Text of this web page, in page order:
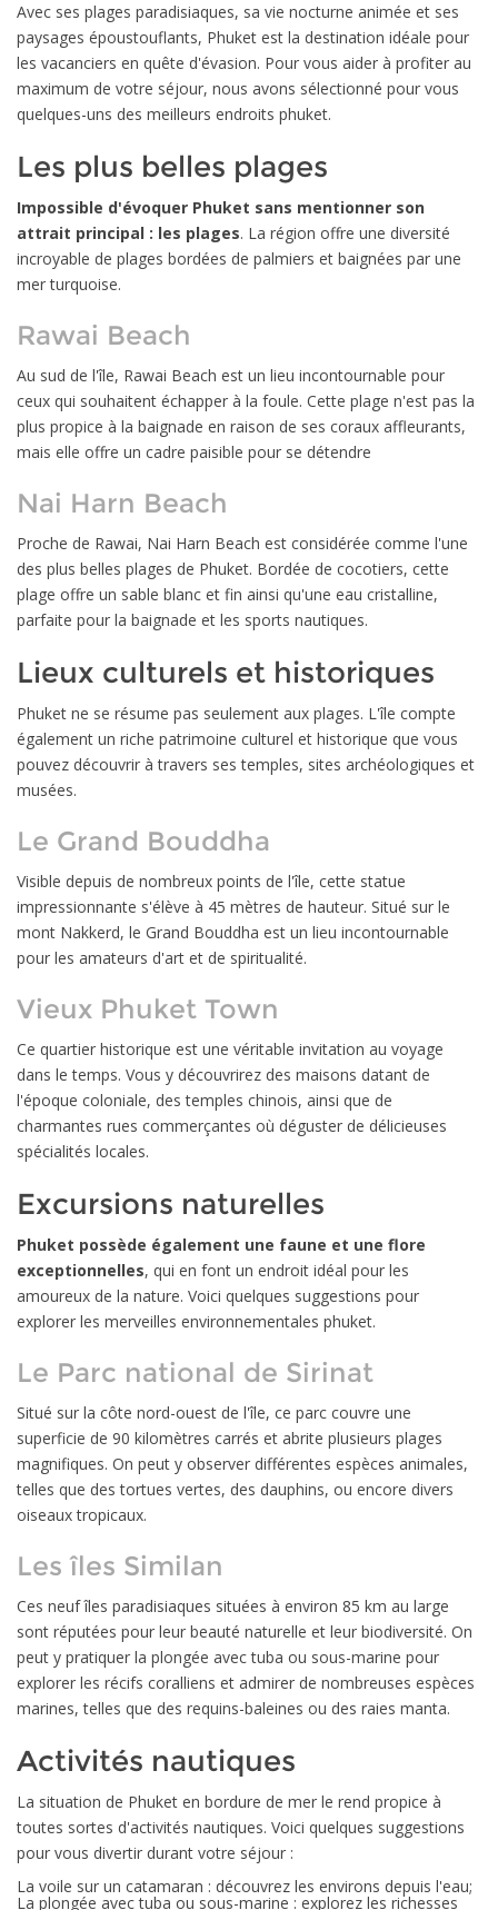
Avec ses plages paradisiaques, sa vie nocturne animée et ses
paysages époustouflants, Phuket est la destination idéale pour
les vacanciers en quête d'évasion. Pour vous aider à profiter au
maximum de votre séjour, nous avons sélectionné pour vous
quelques-uns des meilleurs endroits phuket.
Les plus belles plages
Impossible d'évoquer Phuket sans mentionner son
attrait principal : les plages. La région offre une diversité
incroyable de plages bordées de palmiers et baignées par une
mer turquoise.
Rawai Beach
Au sud de l'île, Rawai Beach est un lieu incontournable pour
ceux qui souhaitent échapper à la foule. Cette plage n'est pas la
plus propice à la baignade en raison de ses coraux affleurants,
mais elle offre un cadre paisible pour se détendre
Nai Harn Beach
Proche de Rawai, Nai Harn Beach est considérée comme l'une
des plus belles plages de Phuket. Bordée de cocotiers, cette
plage offre un sable blanc et fin ainsi qu'une eau cristalline,
parfaite pour la baignade et les sports nautiques.
Lieux culturels et historiques
Phuket ne se résume pas seulement aux plages. L'île compte
également un riche patrimoine culturel et historique que vous
pouvez découvrir à travers ses temples, sites archéologiques et
musées.
Le Grand Bouddha
Visible depuis de nombreux points de l'île, cette statue
impressionnante s'élève à 45 mètres de hauteur. Situé sur le
mont Nakkerd, le Grand Bouddha est un lieu incontournable
pour les amateurs d'art et de spiritualité.
Vieux Phuket Town
Ce quartier historique est une véritable invitation au voyage
dans le temps. Vous y découvrirez des maisons datant de
l'époque coloniale, des temples chinois, ainsi que de
charmantes rues commerçantes où déguster de délicieuses
spécialités locales.
Excursions naturelles
Phuket possède également une faune et une flore
exceptionnelles, qui en font un endroit idéal pour les
amoureux de la nature. Voici quelques suggestions pour
explorer les merveilles environnementales phuket.
Le Parc national de Sirinat
Situé sur la côte nord-ouest de l'île, ce parc couvre une
superficie de 90 kilomètres carrés et abrite plusieurs plages
magnifiques. On peut y observer différentes espèces animales,
telles que des tortues vertes, des dauphins, ou encore divers
oiseaux tropicaux.
Les îles Similan
Ces neuf îles paradisiaques situées à environ 85 km au large
sont réputées pour leur beauté naturelle et leur biodiversité. On
peut y pratiquer la plongée avec tuba ou sous-marine pour
explorer les récifs coralliens et admirer de nombreuses espèces
marines, telles que des requins-baleines ou des raies manta.
Activités nautiques
La situation de Phuket en bordure de mer le rend propice à
toutes sortes d'activités nautiques. Voici quelques suggestions
pour vous divertir durant votre séjour :
La voile sur un catamaran : découvrez les environs depuis l'eau;
La plongée avec tuba ou sous-marine : explorez les richesses